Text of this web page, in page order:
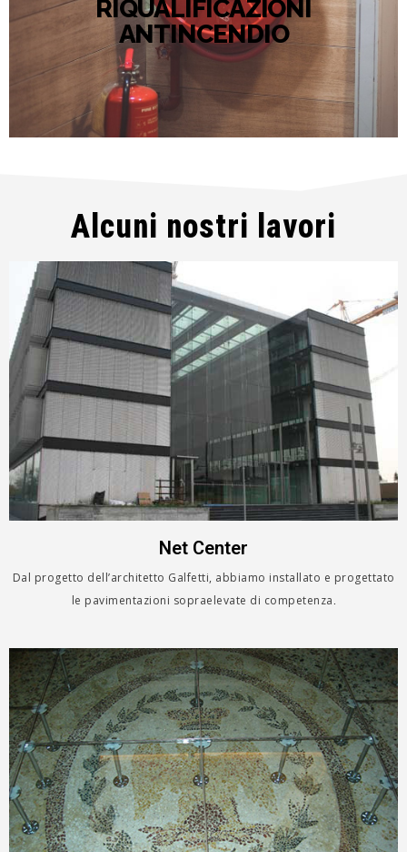
RIQUALIFICAZIONI
ANTINCENDIO
Riqualificazioni antincendio, riqualificazioni acustiche.
Alcuni nostri lavori
Net Center
Dal progetto dell’architetto Galfetti, abbiamo installato e progettato
le pavimentazioni sopraelevate di competenza